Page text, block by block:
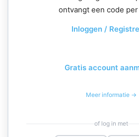
ontvangt een code
Inloggen /
Gratis account
Meer informatie →
of log in met